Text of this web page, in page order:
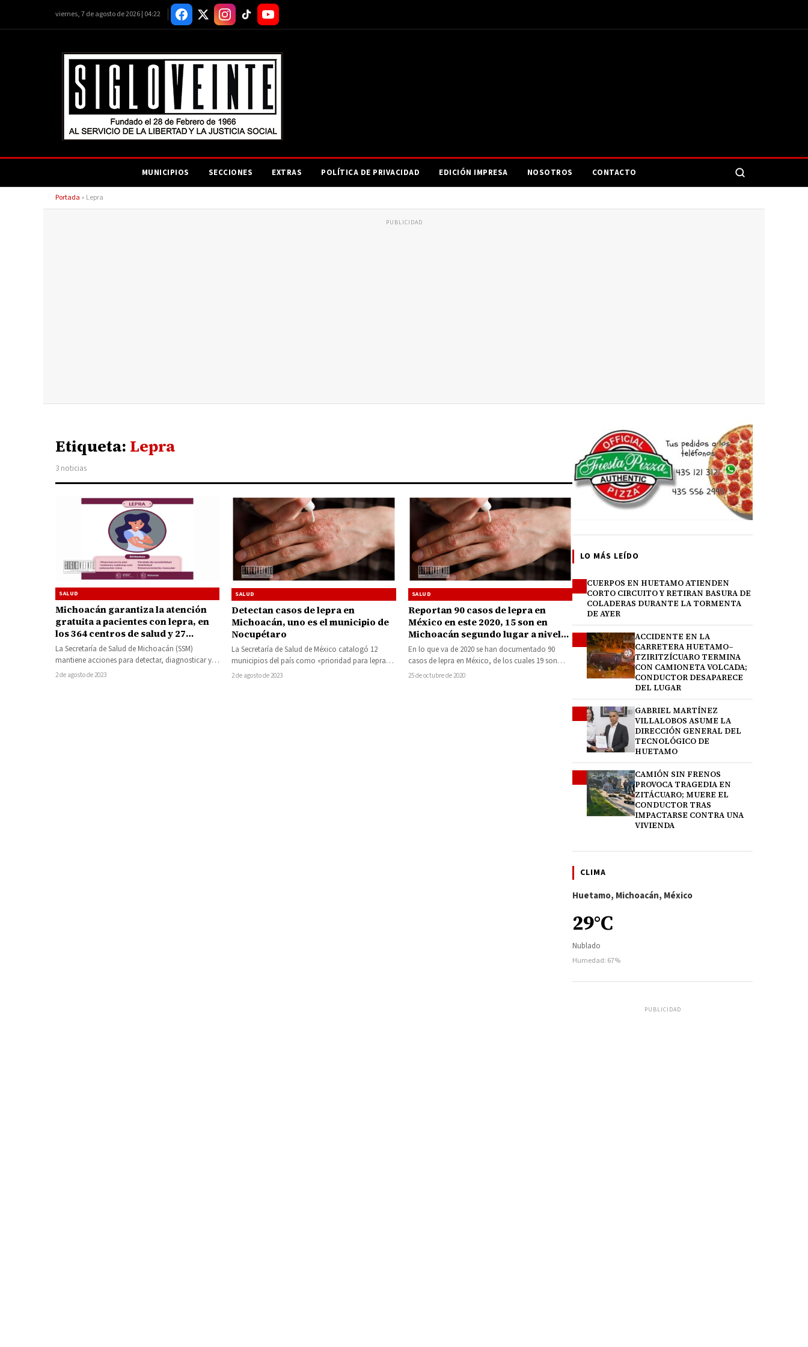
viernes, 7 de agosto de 2026 | 04:22
MUNICIPIOS SECCIONES EXTRAS POLÍTICA DE PRIVACIDAD EDICIÓN IMPRESA NOSOTROS CONTACTO
Portada » Lepra
PUBLICIDAD
Etiqueta: Lepra
3 noticias
SALUD
Michoacán garantiza la atención
gratuita a pacientes con lepra, en
los 364 centros de salud y 27
hospitales de la Secretaría de Salud
La Secretaría de Salud de Michoacán (SSM)
mantiene acciones para detectar, diagnosticar y
atender sin costo a pacientes con lepra…
2 de agosto de 2023
SALUD
Detectan casos de lepra en
Michoacán, uno es el municipio de
Nocupétaro
La Secretaría de Salud de México catalogó 12
municipios del país como «prioridad para lepra»
debido a la alta presencia…
2 de agosto de 2023
SALUD
Reportan 90 casos de lepra en
México en este 2020, 15 son en
Michoacán segundo lugar a nivel
nacional
En lo que va de 2020 se han documentado 90
casos de lepra en México, de los cuales 19 son…
25 de octubre de 2020
LO MÁS LEÍDO
CUERPOS EN HUETAMO ATIENDEN
CORTO CIRCUITO Y RETIRAN BASURA DE
COLADERAS DURANTE LA TORMENTA
DE AYER
ACCIDENTE EN LA
CARRETERA HUETAMO–
TZIRITZÍCUARO TERMINA
CON CAMIONETA VOLCADA;
CONDUCTOR DESAPARECE
DEL LUGAR
GABRIEL MARTÍNEZ
VILLALOBOS ASUME LA
DIRECCIÓN GENERAL DEL
TECNOLÓGICO DE
HUETAMO
CAMIÓN SIN FRENOS
PROVOCA TRAGEDIA EN
ZITÁCUARO; MUERE EL
CONDUCTOR TRAS
IMPACTARSE CONTRA UNA
VIVIENDA
CLIMA
Huetamo, Michoacán, México
29°C
Nublado
Humedad: 67%
PUBLICIDAD